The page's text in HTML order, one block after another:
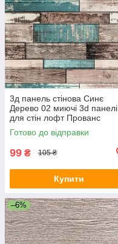
3д панель стінова Синє
Дерево 02 миючі 3d панелі
для стін лофт Прованс
текстура 700x700x6мм (88)
SW-00000275
Готово до відправки
99 ₴ 105 ₴
Купити
–6%